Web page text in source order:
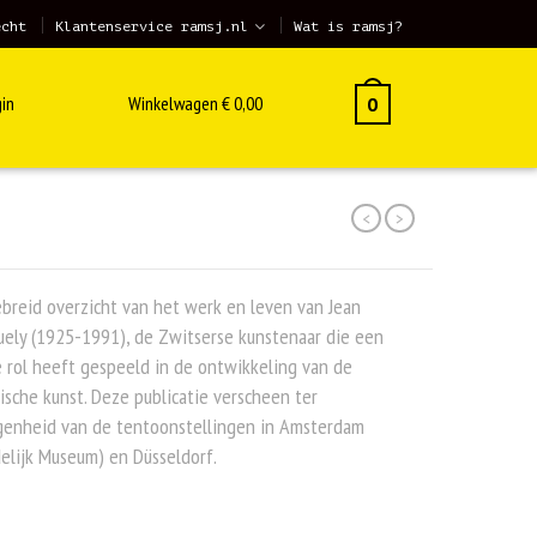
Klantenservice ramsj.nl Wat is ramsj?
Winkelwagen €0,00 0
< >
overzicht van het werk en leven van Jean
(1925-1991), de Zwitserse kunstenaar die een
rol heeft gespeeld in de ontwikkeling van de
kunst. Deze publicatie verscheen ter
van de tentoonstellingen in Amsterdam
Museum) en Düsseldorf.